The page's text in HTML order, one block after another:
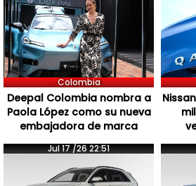
Colombia
Deepal Colombia nombra a
Paola López como su nueva
embajadora de marca
Jul 17 /26 22:51